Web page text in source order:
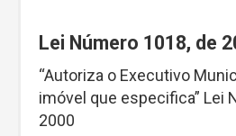
Lei Número 1018, de
“Autoriza o Executivo
imóvel que especifica” Lei
2000